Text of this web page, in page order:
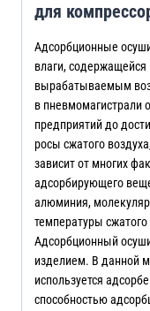
для
Адсорбционные
влаги, содержащейся
вырабатываемым
в
предприятий до
росы сжатого
зависит от многих
адсорбирующего
алюминия,
температуры сжатого
Адсорбционный
изделием. В данной
используется
способностью